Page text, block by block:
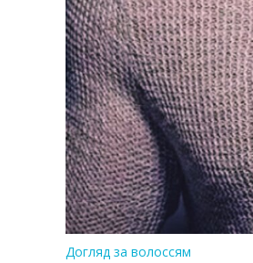
Догляд за волоссям